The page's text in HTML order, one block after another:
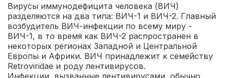
Вирусы иммунодефицита человека (ВИЧ)
разделяются на два типа: ВИЧ-1 и ВИЧ-2. Главный
возбудитель ВИЧ-инфекции по всему миру -
ВИЧ-1, в то время как ВИЧ-2 распространен в
некоторых регионах Западной и Центральной
Европы и Африки. ВИЧ принадлежит к семейству
Retroviridae и роду лентивирусов.
Инфекции, вызванные лентивирусами, обычно